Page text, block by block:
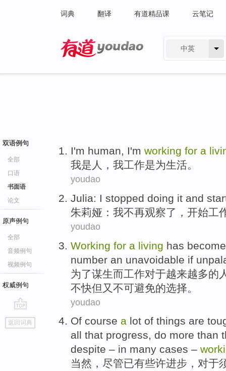
词典 翻译 有道精品课 云笔记
中英
双语例句
全部
口语
书面语
论文
原声例句
全部
音频例句
视频例句
权威例句
go
top
返回词典
I'm human, I'm working for a
我是 人 ，我工作是为生活。
youdao
Julia: I stopped doing it and
朱莉娅 ： 我不再观察了 ， 开始工
youdao
Working for a living has become
number an unavoidable if
为了谋生而工作对于越来越多的
不快但 又不可避免的选择。
youdao
Of course a lot of things are
all that progress, do more than
despite – in many cases –
当然 ， 尽管已有些许进步 ， 对于